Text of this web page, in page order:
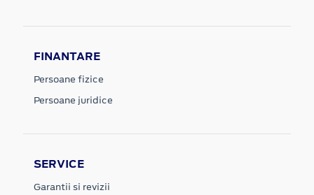
FINANTARE
Persoane fizice
Persoane juridice
SERVICE
Garantii si revizii